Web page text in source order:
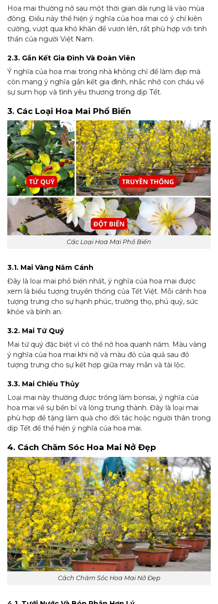
Hoa mai thường nở sau một thời gian dài rụng lá vào mùa
đông. Điều này thể hiện ý nghĩa của hoa mai có ý chí kiên
cường, vượt qua khó khăn để vươn lên, rất phù hợp với tinh
thần của người Việt Nam.
2.3. Gắn Kết Gia Đình Và Đoàn Viên
Ý nghĩa của hoa mai trong nhà không chỉ để làm đẹp mà
còn mang ý nghĩa gắn kết gia đình, nhắc nhở con cháu về
sự sum họp và tình yêu thương trong dịp Tết.
3. Các Loại Hoa Mai Phổ Biến
Các Loại Hoa Mai Phổ Biến
3.1. Mai Vàng Năm Cánh
Đây là loại mai phổ biến nhất, ý nghĩa của hoa mai được
xem là biểu tượng truyền thống của Tết Việt. Mỗi cánh hoa
tượng trưng cho sự hạnh phúc, trường thọ, phú quý, sức
khỏe và bình an.
3.2. Mai Tứ Quý
Mai tứ quý đặc biệt vì có thể nở hoa quanh năm. Màu vàng
ý nghĩa của hoa mai khi nở và màu đỏ của quả sau đó
tượng trưng cho sự kết hợp giữa may mắn và tài lộc.
3.3. Mai Chiếu Thủy
Loại mai này thường được trồng làm bonsai, ý nghĩa của
hoa mai về sự bền bỉ và lòng trung thành. Đây là loại mai
phù hợp để tặng làm quà cho đối tác hoặc người thân trong
dịp Tết để thể hiện ý nghĩa của hoa mai.
4. Cách Chăm Sóc Hoa Mai Nở Đẹp
Cách Chăm Sóc Hoa Mai Nở Đẹp